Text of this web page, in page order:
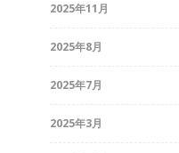
2025年11月
2025年8月
2025年7月
2025年3月